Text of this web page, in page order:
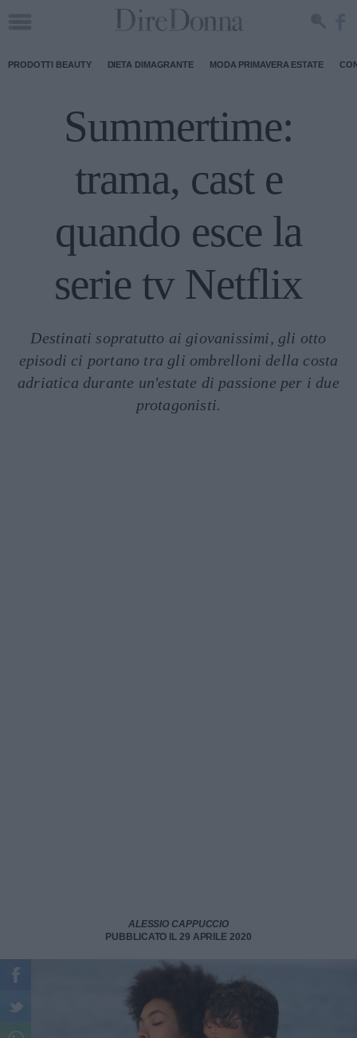
PRODOTTI BEAUTY DIETA DIMAGRANTE MODA PRIMAVERA ESTATE
Summertime:
trama, cast e
quando esce la
serie tv Netflix
Destinati sopratutto ai giovanissimi, gli otto
episodi ci portano tra gli ombrelloni della costa
adriatica durante un'estate di passione per i due
protagonisti.
ALESSIO CAPPUCCIO
PUBBLICATO IL 29 APRILE 2020